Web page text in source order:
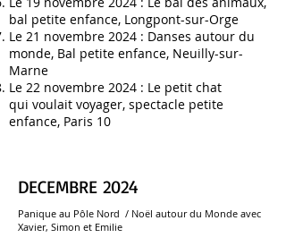
bal petite enfance, Longpont-sur-Orge
Le 21 novembre 2024 : Danses autour du
monde, Bal petite enfance, Neuilly-sur-
Marne
Le 22 novembre 2024 : Le petit chat
qui voulait voyager, spectacle petite
enfance, Paris 10
DECEMBRE 2024
Panique au Pôle Nord / Noël autour du Monde avec
Xavier, Simon et Emilie